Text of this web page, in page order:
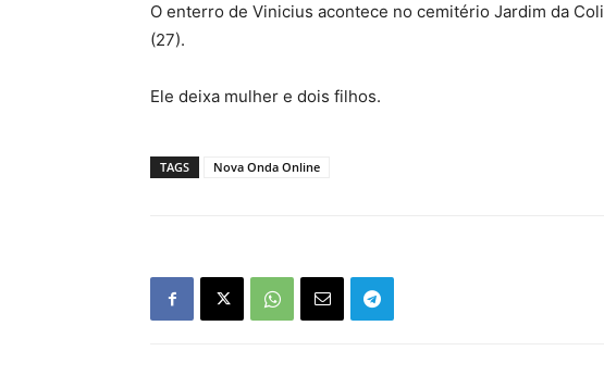
O enterro de Vinicius acontece no cemitério Jardim da
(27).
Ele deixa mulher e dois filhos.
TAGS Nova Onda Online